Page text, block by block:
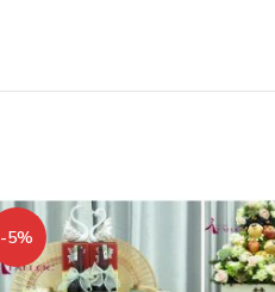
-5%